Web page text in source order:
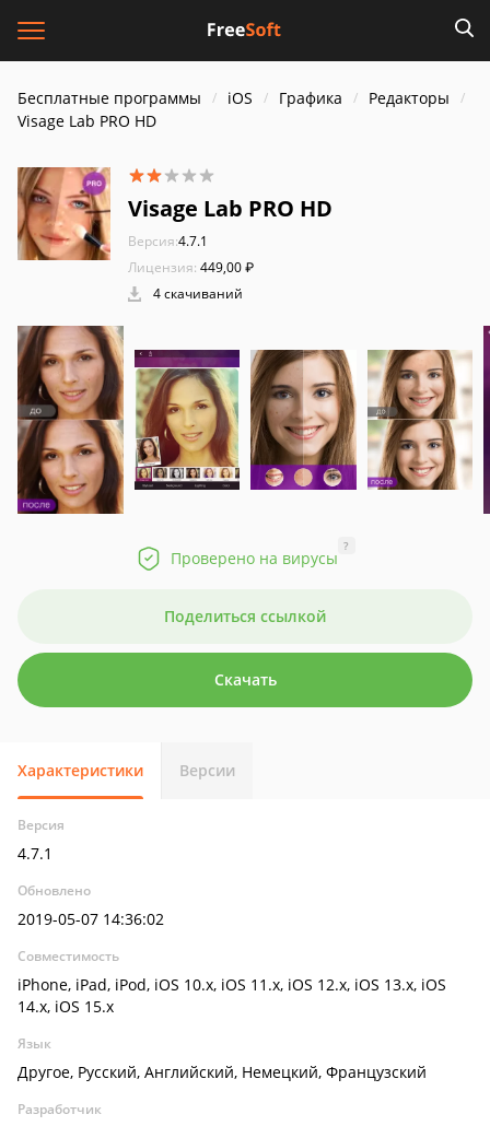
Бесплатные программы iOS Графика
Редакторы
Visage Lab PRO HD
Visage Lab PRO HD
Версия:4.7.1
Лицензия: 449,00 ₽
4 скачиваний
Проверено на вирусы
?
Поделиться ссылкой
Скачать
Характеристики Версии
Версия
4.7.1
Обновлено
2019-05-07 14:36:02
Совместимость
iPhone, iPad, iPod, iOS 10.x, iOS 11.x, iOS 12.x, iOS 13.x, iOS
14.x, iOS 15.x
Язык
Другое, Русский, Английский, Немецкий, Французский
Разработчик